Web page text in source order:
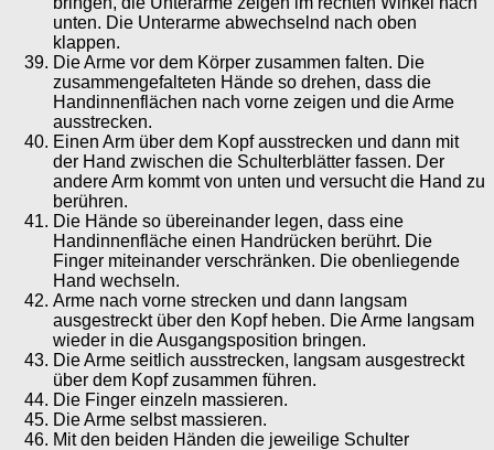
unten. Die Unterarme abwechselnd nach oben
klappen.
Die Arme vor dem Körper zusammen falten. Die
zusammengefalteten Hände so drehen, dass die
Handinnenflächen nach vorne zeigen und die Arme
ausstrecken.
Einen Arm über dem Kopf ausstrecken und dann mit
der Hand zwischen die Schulterblätter fassen. Der
andere Arm kommt von unten und versucht die Hand zu
berühren.
Die Hände so übereinander legen, dass eine
Handinnenfläche einen Handrücken berührt. Die
Finger miteinander verschränken. Die obenliegende
Hand wechseln.
Arme nach vorne strecken und dann langsam
ausgestreckt über den Kopf heben. Die Arme langsam
wieder in die Ausgangsposition bringen.
Die Arme seitlich ausstrecken, langsam ausgestreckt
über dem Kopf zusammen führen.
Die Finger einzeln massieren.
Die Arme selbst massieren.
Mit den beiden Händen die jeweilige Schulter